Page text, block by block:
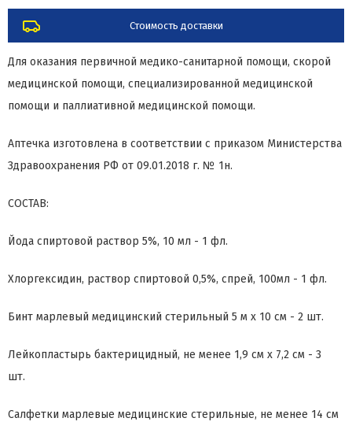
Стоимость доставки
Для оказания первичной медико-санитарной помощи, скорой
медицинской помощи, специализированной медицинской
помощи и паллиативной медицинской помощи.
Аптечка изготовлена в соответствии с приказом Министерства
Здравоохранения РФ от 09.01.2018 г. № 1н.
СОСТАВ:
Йода спиртовой раствор 5%, 10 мл - 1 фл.
Хлоргексидин, раствор спиртовой 0,5%, спрей, 100мл - 1 фл.
Бинт марлевый медицинский стерильный 5 м x 10 см - 2 шт.
Лейкопластырь бактерицидный, не менее 1,9 см x 7,2 см - 3
шт.
Салфетки марлевые медицинские стерильные, не менее 14 см